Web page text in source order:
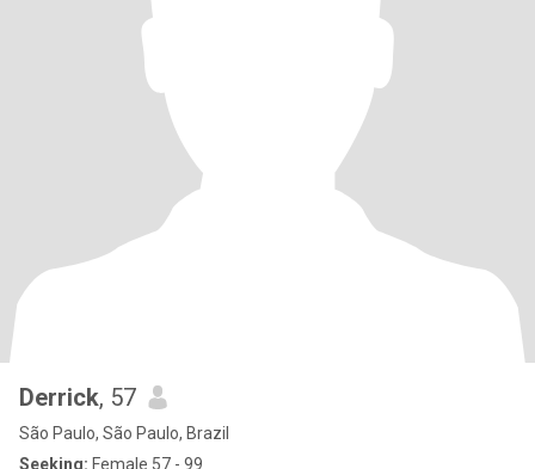
Derrick, 57
São Paulo, São Paulo, Brazil
Seeking: Female 57 - 99